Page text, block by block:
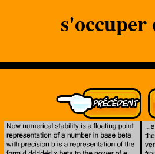
s'occuper